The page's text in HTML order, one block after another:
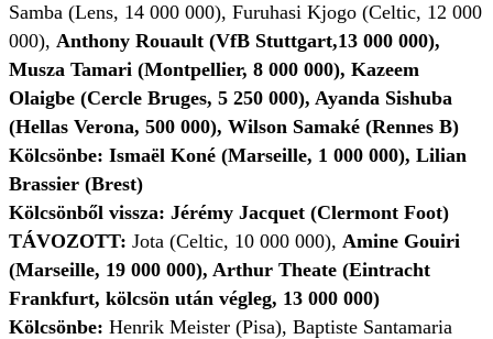
Samba (Lens, 14 000 000), Furuhasi Kjogo (Celtic, 12 000
000), Anthony Rouault (VfB Stuttgart,13 000 000),
Musza Tamari (Montpellier, 8 000 000), Kazeem
Olaigbe (Cercle Bruges, 5 250 000), Ayanda Sishuba
(Hellas Verona, 500 000), Wilson Samaké (Rennes B)
Kölcsönbe: Ismaël Koné (Marseille, 1 000 000), Lilian
Brassier (Brest)
Kölcsönből vissza: Jérémy Jacquet (Clermont Foot)
TÁVOZOTT: Jota (Celtic, 10 000 000), Amine Gouiri
(Marseille, 19 000 000), Arthur Theate (Eintracht
Frankfurt, kölcsön után végleg, 13 000 000)
Kölcsönbe: Henrik Meister (Pisa), Baptiste Santamaria